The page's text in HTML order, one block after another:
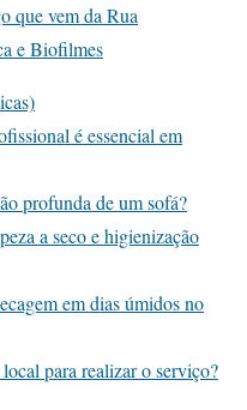
que vem da Rua
e Biofilmes
é essencial em
profunda de um sofá?
a seco e higienização
em dias úmidos no
para realizar o serviço?